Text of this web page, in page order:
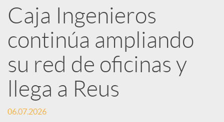
R
e
d
e
Caja Ingenieros
continúa ampliando
su red de oficinas y
llega a Reus
06.07.2026